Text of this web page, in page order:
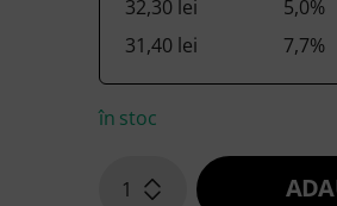
32,30 lei
5,0%
31,40 lei
7,7%
în stoc
1